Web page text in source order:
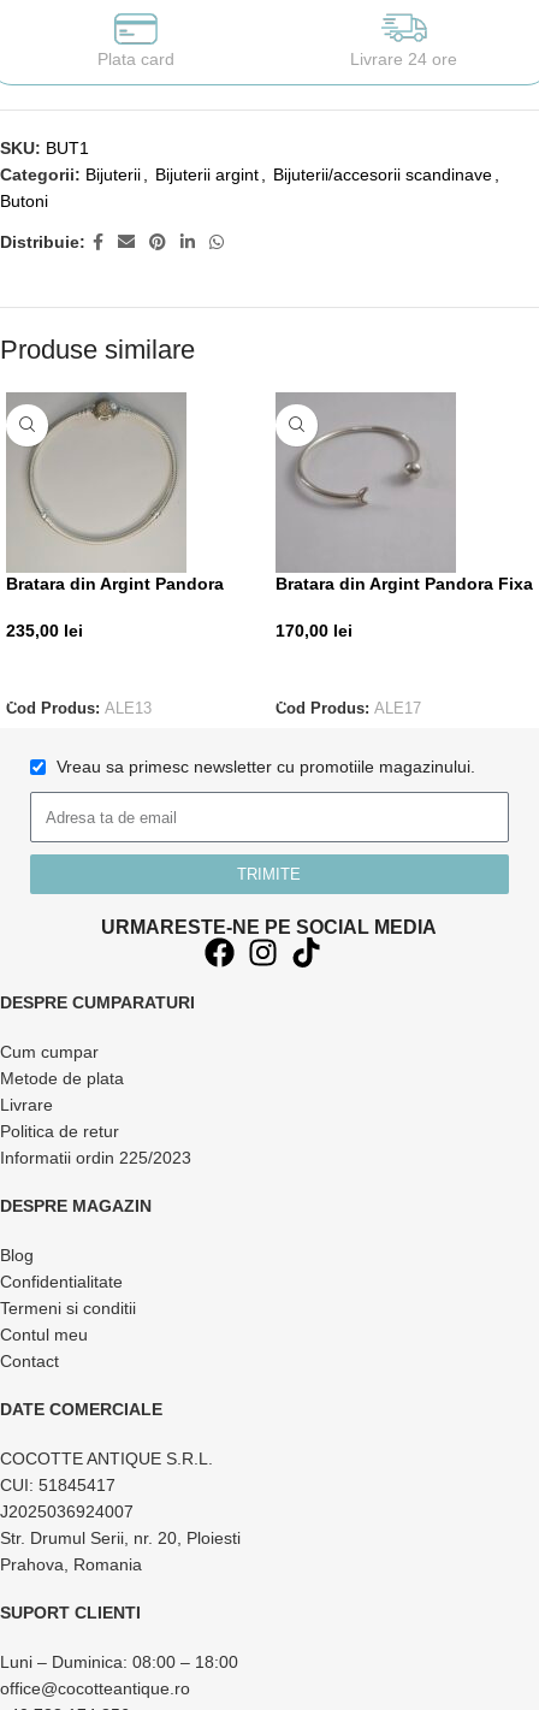
Plata card Livrare 24 ore
SKU: BUT1
Categorii: Bijuterii Bijuterii argint Bijuterii/accesorii scandinave
Butoni
Distribuie:
Produse similare
Bratara din Argint Pandora
235,00 lei
Cod Produs: ALE13
Bratara din Argint Pandora Fixa
170,00 lei
Cod Produs: ALE17
Vreau sa primesc newsletter cu promotiile magazinului.
TRIMITE
URMARESTE-NE PE SOCIAL MEDIA
DESPRE CUMPARATURI
Cum cumpar
Metode de plata
Livrare
Politica de retur
Informatii ordin 225/2023
DESPRE MAGAZIN
Blog
Confidentialitate
Termeni si conditii
Contul meu
Contact
DATE COMERCIALE
COCOTTE ANTIQUE S.R.L.
CUI: 51845417
J2025036924007
Str. Drumul Serii, nr. 20, Ploiesti
Prahova, Romania
SUPORT CLIENTI
Luni – Duminica: 08:00 – 18:00
office@cocotteantique.ro